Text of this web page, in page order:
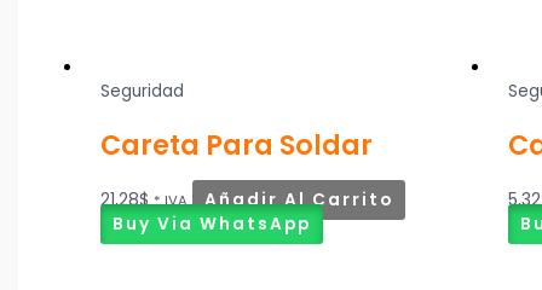
Seguridad
Careta Para Soldar
21,28$ * IVA
Añadir Al Carrito
Buy Via WhatsApp
5,32